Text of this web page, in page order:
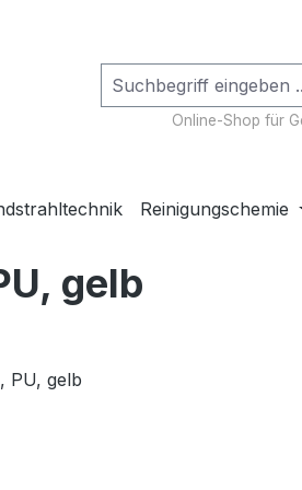
Online-Shop für
Reinigungschemie
gelb